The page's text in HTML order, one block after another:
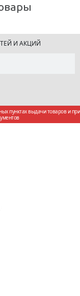
И АКЦИЙ
пунктах выдачи товаров и при